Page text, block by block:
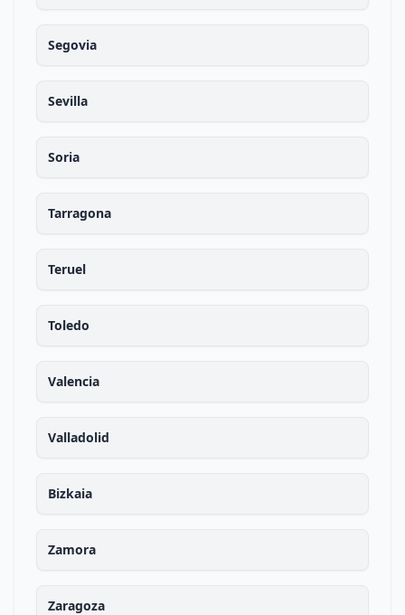
Segovia
Sevilla
Soria
Tarragona
Teruel
Toledo
Valencia
Valladolid
Bizkaia
Zamora
Zaragoza